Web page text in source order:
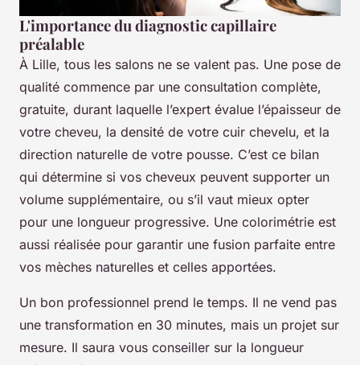
L'importance du diagnostic capillaire
préalable
À Lille, tous les salons ne se valent pas. Une pose de
qualité commence par une consultation complète,
gratuite, durant laquelle l’expert évalue l’épaisseur de
votre cheveu, la densité de votre cuir chevelu, et la
direction naturelle de votre pousse. C’est ce bilan
qui détermine si vos cheveux peuvent supporter un
volume supplémentaire, ou s’il vaut mieux opter
pour une longueur progressive. Une colorimétrie est
aussi réalisée pour garantir une fusion parfaite entre
vos mèches naturelles et celles apportées.
Un bon professionnel prend le temps. Il ne vend pas
une transformation en 30 minutes, mais un projet sur
mesure. Il saura vous conseiller sur la longueur